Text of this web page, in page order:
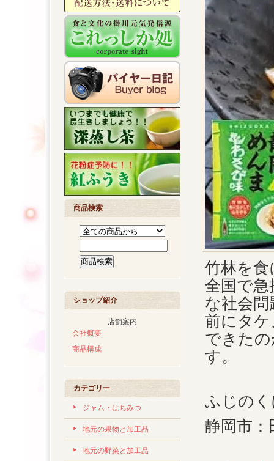
商品検索
ショップ紹介
店舗案内
会社概要
商品構成
カテゴリー
ジャム・はちみつ
地元の果物と加工品
地元の野菜と加工品
竹林を
全国で
な社会
前にタ
できた
す。
ふじのく
静岡市：